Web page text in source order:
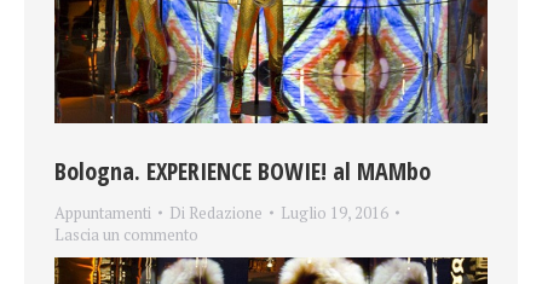
Bologna. EXPERIENCE BOWIE! al MAMbo
Appuntamenti Di Redazione
Luglio 19, 2016
Lascia un commento